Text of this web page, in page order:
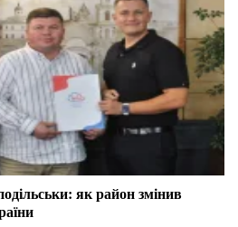
як район змінив